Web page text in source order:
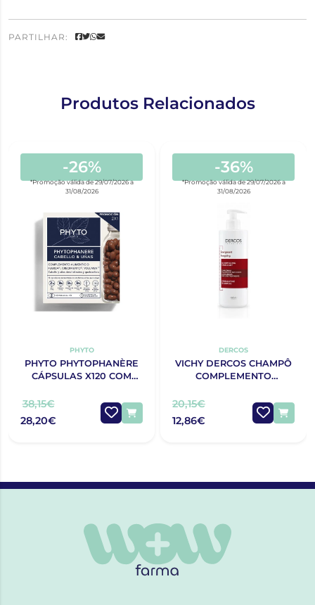
PARTILHAR:
Produtos Relacionados
-26%
*Promoção válida de 29/07/2026 a
31/08/2026
PHYTO
PHYTO PHYTOPHANÈRE
CÁPSULAS X120 COM
38,15€
28,20€
-36%
*Promoção válida de 29/07/2026 a
31/08/2026
DERCOS
VICHY DERCOS CHAMPÔ
COMPLEMENTO
ESTIMULANTE 400ML
20,15€
12,86€